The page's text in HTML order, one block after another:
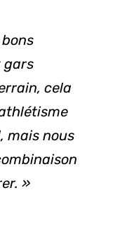
gars
cela
mais nous
»